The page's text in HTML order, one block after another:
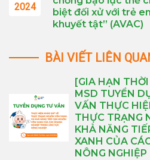
2024
biệt đối xử với trẻ
khuyết tật” (AVAC)
BÀI VIẾT LIÊN
[GIA HẠN
MSD TUYỂN
VẤN THỰC
THỰC TRẠNG
KHẢ NĂNG
XANH CỦA
NÔNG NGHIỆP